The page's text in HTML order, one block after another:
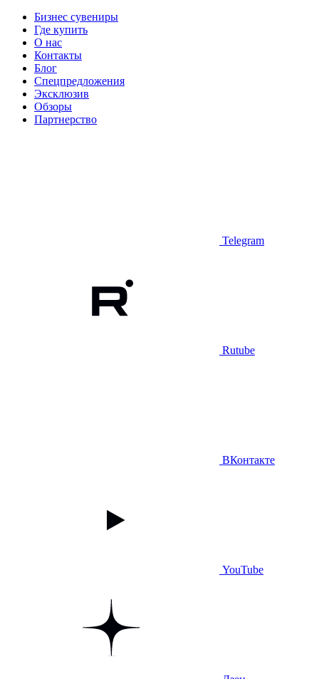
Бизнес сувениры
Где купить
О нас
Контакты
Блог
Спецпредложения
Эксклюзив
Обзоры
Партнерство
Telegram
Rutube
ВКонтакте
YouTube